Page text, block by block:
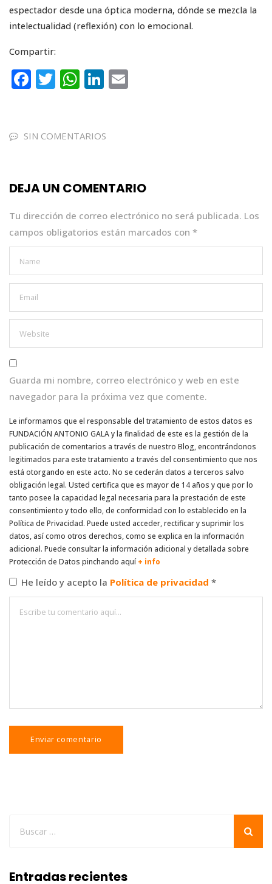
espectador desde una óptica moderna, dónde se mezcla la
intelectualidad (reflexión) con lo emocional.
Compartir:
F
e
o
k
T
te
W
ts
p
Li
e
SIN COMENTARIOS
DEJA UN COMENTARIO
Tu dirección de correo electrónico no será publicada. Los
campos obligatorios están marcados con *
Guarda mi nombre, correo electrónico y web en este
navegador para la próxima vez que comente.
Le informamos que el responsable del tratamiento de estos datos es
FUNDACIÓN ANTONIO GALA y la finalidad de este es la gestión de la
publicación de comentarios a través de nuestro Blog, encontrándonos
legitimados para este tratamiento a través del consentimiento que nos
está otorgando en este acto. No se cederán datos a terceros salvo
obligación legal. Usted certifica que es mayor de 14 años y que por lo
tanto posee la capacidad legal necesaria para la prestación de este
consentimiento y todo ello, de conformidad con lo establecido en la
Política de Privacidad. Puede usted acceder, rectificar y suprimir los
datos, así como otros derechos, como se explica en la información
adicional. Puede consultar la información adicional y detallada sobre
Protección de Datos pinchando aquí + info
He leído y acepto la Política de privacidad *
Entradas recientes